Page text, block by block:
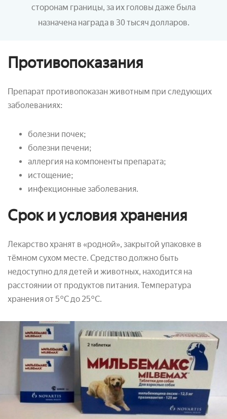
сторонам границы, за их головы даже была
назначена награда в 30 тысяч долларов.
Противопоказания
Препарат противопоказан животным при следующих
заболеваниях:
болезни почек;
болезни печени;
аллергия на компоненты препарата;
истощение;
инфекционные заболевания.
Срок и условия хранения
Лекарство хранят в «родной», закрытой упаковке в
тёмном сухом месте. Средство должно быть
недоступно для детей и животных, находится на
расстоянии от продуктов питания. Температура
хранения от 5°С до 25°С.